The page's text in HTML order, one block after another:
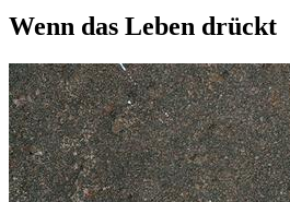
Wenn das Leben drückt